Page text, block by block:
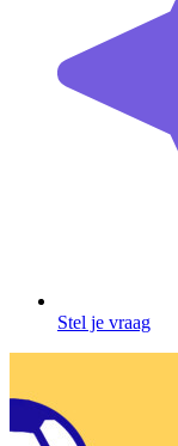
Stel je vraag